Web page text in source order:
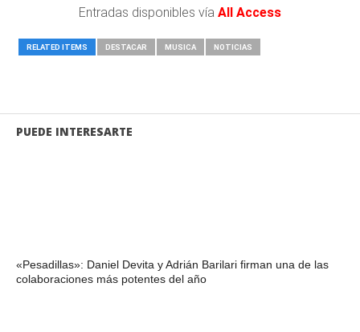
Entradas disponibles vía All Access
RELATED ITEMS DESTACAR MUSICA NOTICIAS
PUEDE INTERESARTE
«Pesadillas»: Daniel Devita y Adrián Barilari firman una de las
colaboraciones más potentes del año